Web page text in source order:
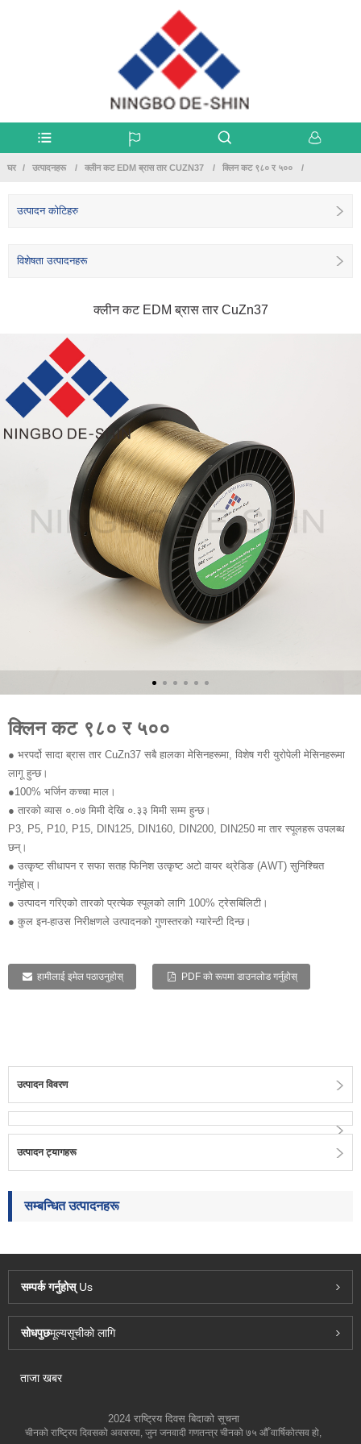
घर उत्पादनहरू क्लीन कट EDM ब्रास तार CUZN37 क्लिन कट ९८० र ५००
उत्पादन कोटिहरु
विशेषता उत्पादनहरू
क्लीन कट EDM ब्रास तार CuZn37
क्लिन कट ९८० र ५००
● भरपर्दो सादा ब्रास तार CuZn37 सबै हालका मेसिनहरूमा, विशेष गरी युरोपेली मेसिनहरूमा
लागू हुन्छ।
●100% भर्जिन कच्चा माल।
● तारको व्यास ०.०७ मिमी देखि ०.३३ मिमी सम्म हुन्छ।
P3, P5, P10, P15, DIN125, DIN160, DIN200, DIN250 मा तार स्पूलहरू उपलब्ध
छन्।
● उत्कृष्ट सीधापन र सफा सतह फिनिश उत्कृष्ट अटो वायर थ्रेडिङ (AWT) सुनिश्चित
गर्नुहोस्।
● उत्पादन गरिएको तारको प्रत्येक स्पूलको लागि 100% ट्रेसबिलिटी।
● कुल इन-हाउस निरीक्षणले उत्पादनको गुणस्तरको ग्यारेन्टी दिन्छ।
हामीलाई इमेल पठाउनुहोस् PDF को रूपमा डाउनलोड गर्नुहोस्
उत्पादन विवरण
उत्पादन ट्यागहरू
सम्बन्धित उत्पादनहरू
सम्पर्क गर्नुहोस्Us
सोधपुछमूल्यसूचीको लागि
ताजा खबर
2024 राष्ट्रिय दिवस बिदाको सूचना
चीनको राष्ट्रिय दिवसको अवसरमा, जुन जनवादी गणतन्त्र चीनको ७५ औँ वार्षिकोत्सव हो,